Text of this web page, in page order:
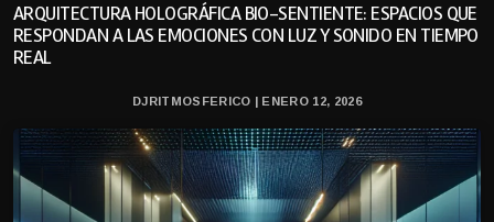
ARQUITECTURA HOLOGRÁFICA BIO-SENTIENTE: ESPACIOS QUE
RESPONDAN A LAS EMOCIONES CON LUZ Y SONIDO EN TIEMPO
REAL
DJRITMOSFERICO | ENERO 12, 2026